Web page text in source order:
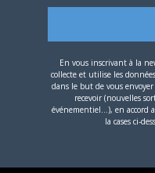
En vous inscrivant à la
collecte et utilise les
dans le but de vous envoyer
recevoir (nouvelles
événementiel...), en accord
la cases ci-